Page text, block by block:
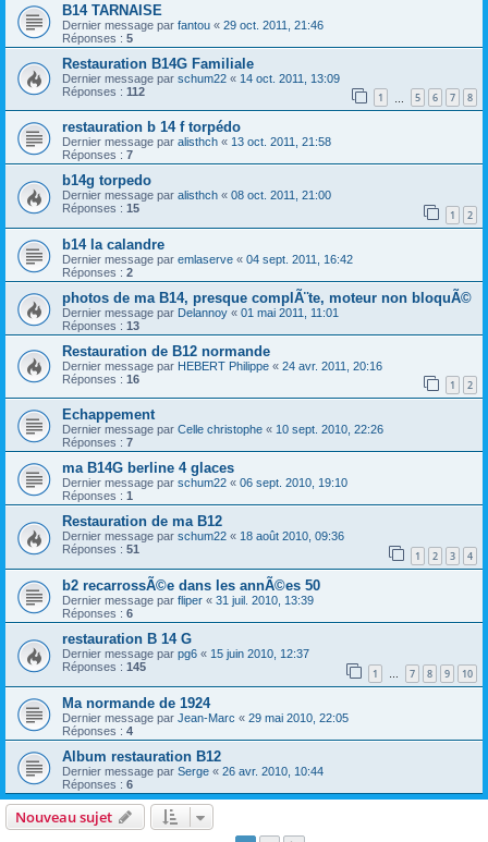
B14 TARNAISE
Dernier message par fantou « 29 oct. 2011, 21:46
Réponses : 5
Restauration B14G Familiale
Dernier message par schum22 « 14 oct. 2011, 13:09
Réponses : 112 1 5 6 7 8
restauration b 14 f torpédo
Dernier message par alisthch « 13 oct. 2011, 21:58
Réponses : 7
b14g torpedo
Dernier message par alisthch « 08 oct. 2011, 21:00
Réponses : 15 1 2
b14 la calandre
Dernier message par emlaserve « 04 sept. 2011, 16:42
Réponses : 2
photos de ma B14, presque complÃ¨te, moteur non bloquÃ©
Dernier message par Delannoy « 01 mai 2011, 11:01
Réponses : 13
Restauration de B12 normande
Dernier message par HEBERT Philippe « 24 avr. 2011, 20:16
Réponses : 16 1 2
Echappement
Dernier message par Celle christophe « 10 sept. 2010, 22:26
Réponses : 7
ma B14G berline 4 glaces
Dernier message par schum22 « 06 sept. 2010, 19:10
Réponses : 1
Restauration de ma B12
Dernier message par schum22 « 18 août 2010, 09:36
Réponses : 51 1 2 3 4
b2 recarrossÃ©e dans les annÃ©es 50
Dernier message par fliper « 31 juil. 2010, 13:39
Réponses : 6
restauration B 14 G
Dernier message par pg6 « 15 juin 2010, 12:37
Réponses : 145 1 … 7 8 9 10
Ma normande de 1924
Dernier message par Jean-Marc « 29 mai 2010, 22:05
Réponses : 4
Album restauration B12
Dernier message par Serge « 26 avr. 2010, 10:44
Réponses : 6
Nouveau sujet